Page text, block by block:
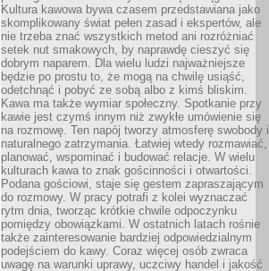
Kultura kawowa bywa czasem przedstawiana jako
skomplikowany świat pełen zasad i ekspertów, ale
nie trzeba znać wszystkich metod ani rozróżniać
setek nut smakowych, by naprawdę cieszyć się
dobrym naparem. Dla wielu ludzi najważniejsze
będzie po prostu to, że mogą na chwilę usiąść,
odetchnąć i pobyć ze sobą albo z kimś bliskim.
Kawa ma także wymiar społeczny. Spotkanie przy
kawie jest czymś innym niż zwykłe umówienie się
na rozmowę. Ten napój tworzy atmosferę swobody i
naturalnego zatrzymania. Łatwiej wtedy rozmawiać,
planować, wspominać i budować relacje. W wielu
kulturach kawa to znak gościnności i otwartości.
Podana gościowi, staje się gestem zapraszającym
do rozmowy. W pracy potrafi z kolei wyznaczać
rytm dnia, tworząc krótkie chwile odpoczynku
pomiędzy obowiązkami. W ostatnich latach rośnie
także zainteresowanie bardziej odpowiedzialnym
podejściem do kawy. Coraz więcej osób zwraca
uwagę na warunki uprawy, uczciwy handel i jakość